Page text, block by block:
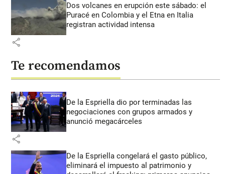
Dos volcanes en erupción este sábado: el
Puracé en Colombia y el Etna en Italia
registran actividad intensa
share
Te recomendamos
De la Espriella dio por terminadas las
negociaciones con grupos armados y
anunció megacárceles
share
De la Espriella congelará el gasto público,
eliminará el impuesto al patrimonio y